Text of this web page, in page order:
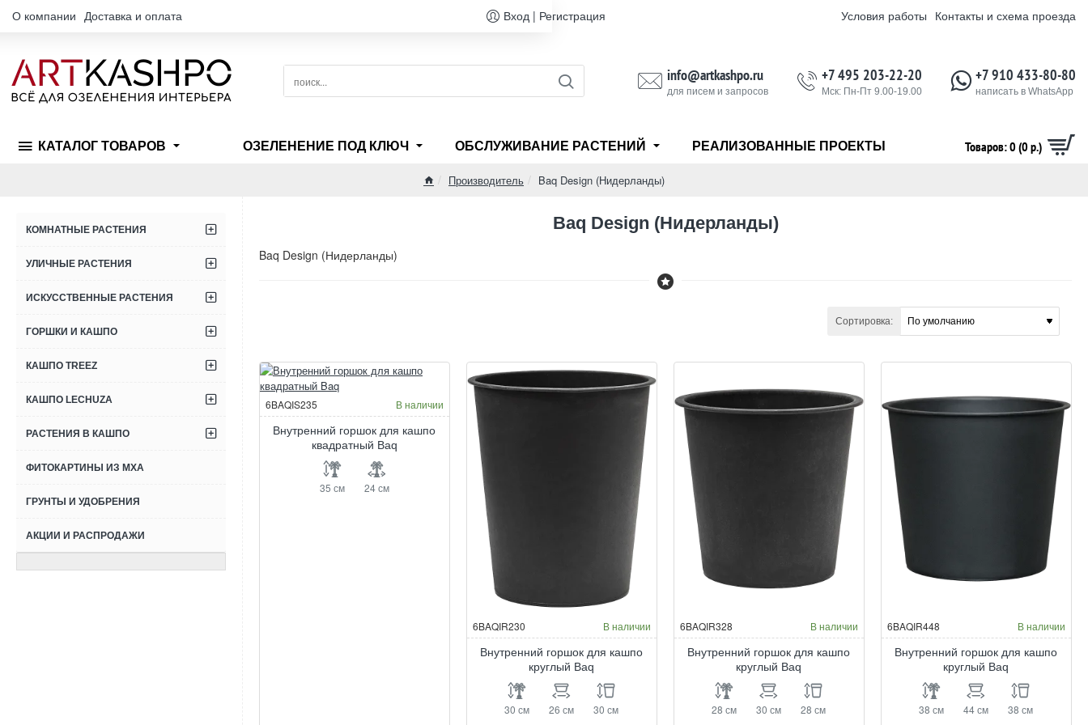
О компании Доставка и оплата Вход | Регистрация Условия работы Контакты и схема проезда
поиск...
info@artkashpo.ru
для писем и запросов
+7 495 203-22-20
Мск: Пн-Пт 9.00-19.00
+7 910 433-80-80
написать в WhatsApp
КАТАЛОГ ТОВАРОВ ОЗЕЛЕНЕНИЕ ПОД КЛЮЧ ОБСЛУЖИВАНИЕ РАСТЕНИЙ РЕАЛИЗОВАННЫЕ ПРОЕКТЫ Товаров: 0 (0 р.)
Производитель Baq Design (Нидерланды)
КОМНАТНЫЕ РАСТЕНИЯ
УЛИЧНЫЕ РАСТЕНИЯ
ИСКУССТВЕННЫЕ РАСТЕНИЯ
ГОРШКИ И КАШПО
КАШПО TREEZ
КАШПО LECHUZA
РАСТЕНИЯ В КАШПО
ФИТОКАРТИНЫ ИЗ МХА
ГРУНТЫ И УДОБРЕНИЯ
АКЦИИ И РАСПРОДАЖИ
Baq Design (Нидерланды)
Baq Design (Нидерланды)
Сортировка:
6BAQIS235 В наличии
Внутренний горшок для кашпо
квадратный Baq
35 см 24 см
6BAQIR230 В наличии
Внутренний горшок для кашпо
круглый Baq
30 см 26 см 30 см
6BAQIR328 В наличии
Внутренний горшок для кашпо
круглый Baq
28 см 30 см 28 см
6BAQIR448 В наличии
Внутренний горшок для кашпо
круглый Baq
38 см 44 см 38 см